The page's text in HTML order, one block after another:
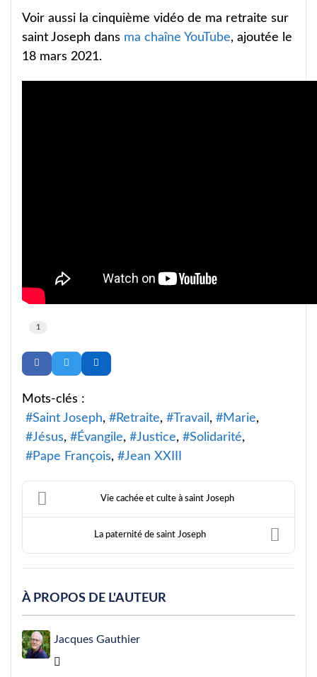
Voir aussi la cinquième vidéo de ma retraite sur
saint Joseph dans ma chaîne YouTube, ajoutée le
18 mars 2021.
1
Mots-clés :
Saint Joseph
Retraite Travail
Marie
Jésus
Évangile Justice
Solidarité
Pape François
Jean XXIII
Vie cachée et culte à saint Joseph
La paternité de saint Joseph
À PROPOS DE L'AUTEUR
Jacques Gauthier